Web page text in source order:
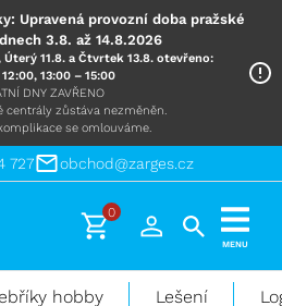
Upravená provozní doba pražské
3.8. až 14.8.2026
11.8. a Čtvrtek 13.8. otevřeno:
13:00 – 15:00
DNY ZAVŘENO
centrály zůstáva nezměněn.
se omlouváme.
727 obchod@zarges.cz
0
MENU
hobby Lešení